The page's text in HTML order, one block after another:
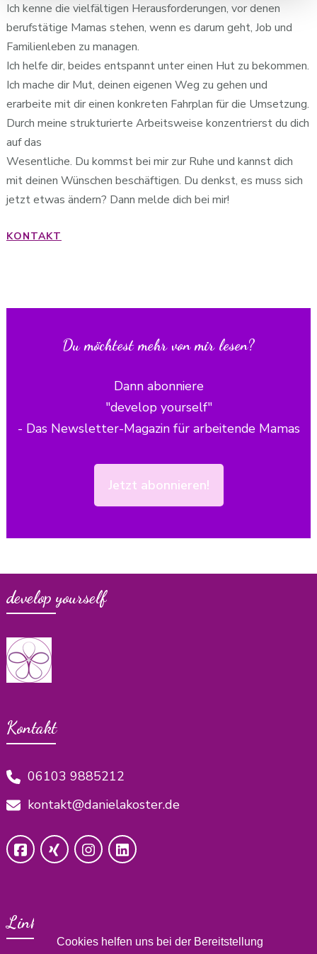
Cookies helfen uns bei der Bereitstellung
Ich kenne die vielfältigen Herausforderungen, vor denen
berufstätige Mamas stehen, wenn es darum geht, Job und
Familienleben zu managen.
Ich helfe dir, beides entspannt unter einen Hut zu bekommen.
Ich mache dir Mut, deinen eigenen Weg zu gehen und
erarbeite mit dir einen konkreten Fahrplan für die Umsetzung.
Durch meine strukturierte Arbeitsweise konzentrierst du dich
auf das
Wesentliche. Du kommst bei mir zur Ruhe und kannst dich
mit deinen Wünschen beschäftigen. Du denkst, es muss sich
jetzt etwas ändern? Dann melde dich bei mir!
KONTAKT
Du möchtest mehr von mir lesen?
Dann abonniere
"develop yourself"
- Das Newsletter-Magazin für arbeitende Mamas
Jetzt abonnieren!
develop yourself
Kontakt
06103 9885212
kontakt@danielakoster.de
Links